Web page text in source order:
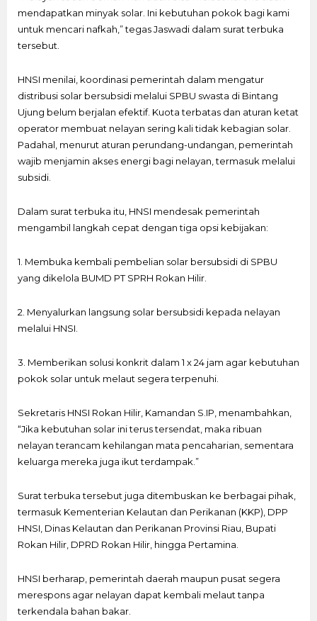
mendapatkan minyak solar. Ini kebutuhan pokok bagi kami
untuk mencari nafkah,” tegas Jaswadi dalam surat terbuka
tersebut.
HNSI menilai, koordinasi pemerintah dalam mengatur
distribusi solar bersubsidi melalui SPBU swasta di Bintang
Ujung belum berjalan efektif. Kuota terbatas dan aturan ketat
operator membuat nelayan sering kali tidak kebagian solar.
Padahal, menurut aturan perundang-undangan, pemerintah
wajib menjamin akses energi bagi nelayan, termasuk melalui
subsidi.
Dalam surat terbuka itu, HNSI mendesak pemerintah
mengambil langkah cepat dengan tiga opsi kebijakan:
1. Membuka kembali pembelian solar bersubsidi di SPBU
yang dikelola BUMD PT SPRH Rokan Hilir.
2. Menyalurkan langsung solar bersubsidi kepada nelayan
melalui HNSI.
3. Memberikan solusi konkrit dalam 1 x 24 jam agar kebutuhan
pokok solar untuk melaut segera terpenuhi.
Sekretaris HNSI Rokan Hilir, Kamandan S.IP, menambahkan,
“Jika kebutuhan solar ini terus tersendat, maka ribuan
nelayan terancam kehilangan mata pencaharian, sementara
keluarga mereka juga ikut terdampak.”
Surat terbuka tersebut juga ditembuskan ke berbagai pihak,
termasuk Kementerian Kelautan dan Perikanan (KKP), DPP
HNSI, Dinas Kelautan dan Perikanan Provinsi Riau, Bupati
Rokan Hilir, DPRD Rokan Hilir, hingga Pertamina.
HNSI berharap, pemerintah daerah maupun pusat segera
merespons agar nelayan dapat kembali melaut tanpa
terkendala bahan bakar.